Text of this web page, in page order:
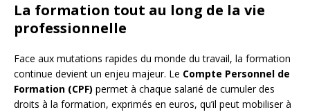
La formation tout au long de la vie
professionnelle
Face aux mutations rapides du monde du travail, la formation
continue devient un enjeu majeur. Le Compte Personnel de
Formation (CPF) permet à chaque salarié de cumuler des
droits à la formation, exprimés en euros, qu’il peut mobiliser à